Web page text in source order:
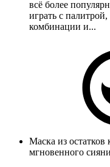
всё более
играть с
комбинации и...
Маска из
мгновенного